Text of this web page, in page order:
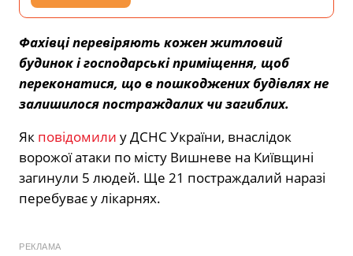
Фахівці перевіряють кожен житловий
будинок і господарські приміщення, щоб
переконатися, що в пошкоджених будівлях не
залишилося постраждалих чи загиблих.
Як повідомили у ДСНС України, внаслідок
ворожої атаки по місту Вишневе на Київщині
загинули 5 людей. Ще 21 постраждалий наразі
перебуває у лікарнях.
РЕКЛАМА